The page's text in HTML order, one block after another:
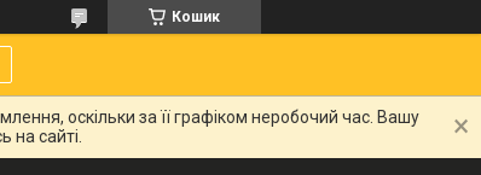
Кошик
оскільки за її графіком неробочий час. Вашу
сайті.